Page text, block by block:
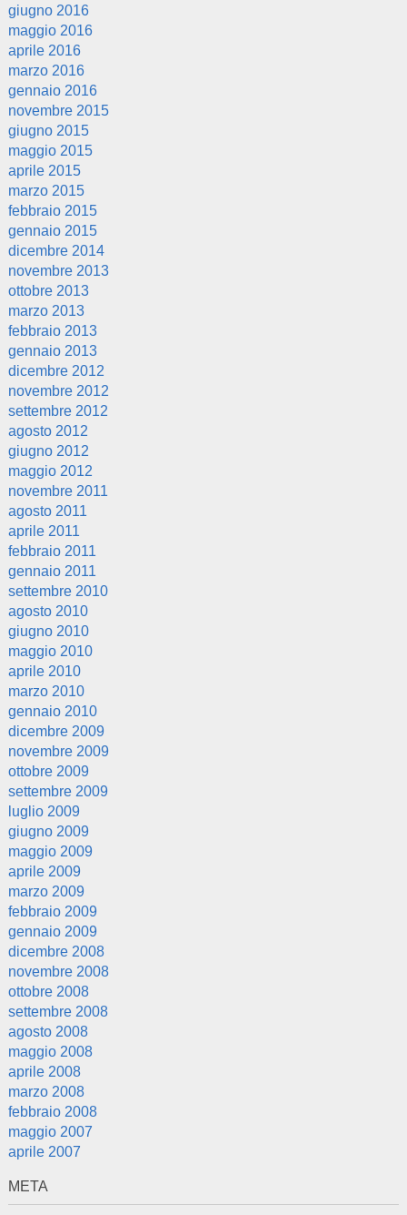
giugno 2016
maggio 2016
aprile 2016
marzo 2016
gennaio 2016
novembre 2015
giugno 2015
maggio 2015
aprile 2015
marzo 2015
febbraio 2015
gennaio 2015
dicembre 2014
novembre 2013
ottobre 2013
marzo 2013
febbraio 2013
gennaio 2013
dicembre 2012
novembre 2012
settembre 2012
agosto 2012
giugno 2012
maggio 2012
novembre 2011
agosto 2011
aprile 2011
febbraio 2011
gennaio 2011
settembre 2010
agosto 2010
giugno 2010
maggio 2010
aprile 2010
marzo 2010
gennaio 2010
dicembre 2009
novembre 2009
ottobre 2009
settembre 2009
luglio 2009
giugno 2009
maggio 2009
aprile 2009
marzo 2009
febbraio 2009
gennaio 2009
dicembre 2008
novembre 2008
ottobre 2008
settembre 2008
agosto 2008
maggio 2008
aprile 2008
marzo 2008
febbraio 2008
maggio 2007
aprile 2007
META